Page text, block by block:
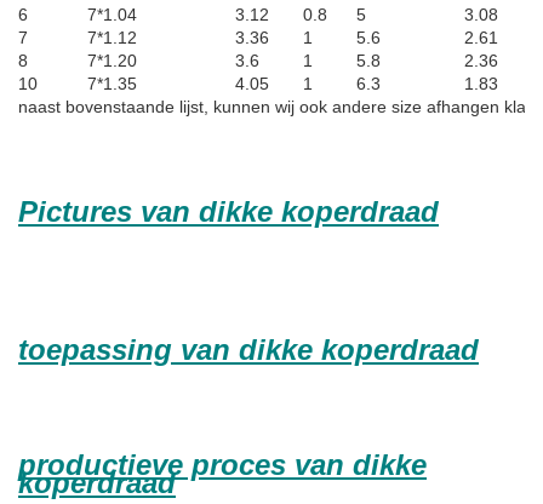
6
7*1.04 3.12 0.8 5
3.08
7
7*1.12 3.36 1 5.6
2.61
8
7*1.20 3.6 1 5.8
2.36
10
7*1.35 4.05 1 6.3
1.83
naast bovenstaande lijst, kunnen wij ook andere size afhangen
Pictures van dikke koperdraad
toepassing van dikke koperdraad
productieve proces van dikke
koperdraad